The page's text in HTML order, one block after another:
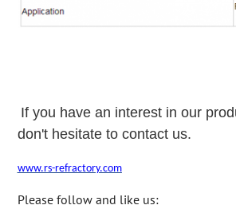
If you have an interest in our
don't hesitate to contact us.
www.rs-refractory.com
Please follow and like us: